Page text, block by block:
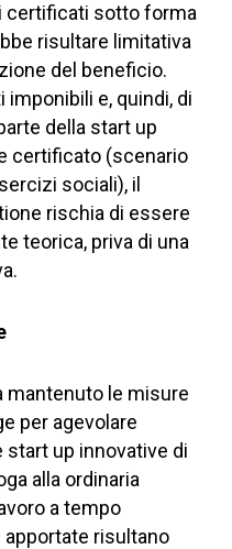
certificati sotto forma
risultare limitativa
del beneficio.
e, quindi, di
della start up
certificato (scenario
sociali), il
rischia di essere
teorica, priva di una
mantenuto le misure
per agevolare
start up innovative di
alla ordinaria
a tempo
risultano